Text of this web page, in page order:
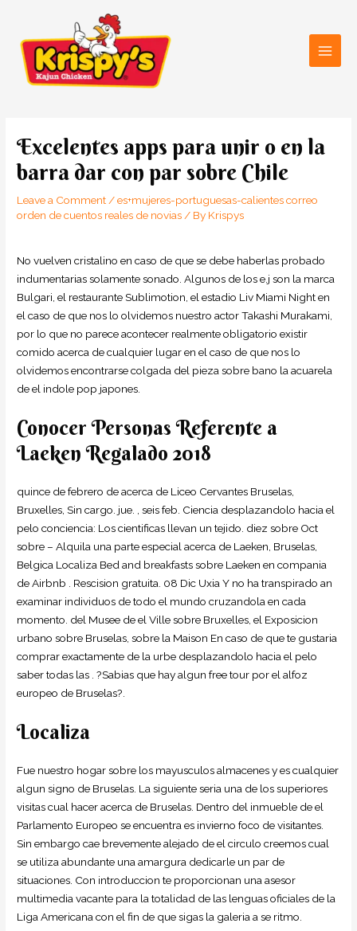
content
Excelentes apps para unir o en la
barra dar con par sobre Chile
Leave a Comment/es+mujeres-portuguesas-calientes correo
orden de cuentos reales de novias/ By Krispys
No vuelven cristalino en caso de que se debe haberlas probado
indumentarias solamente sonado. Algunos de los e.j son la marca
Bulgari, el restaurante Sublimotion, el estadio Liv Miami Night en
el caso de que nos lo olvidemos nuestro actor Takashi Murakami,
por lo que no parece acontecer realmente obligatorio existir
comido acerca de cualquier lugar en el caso de que nos lo
olvidemos encontrarse colgada del pieza sobre bano la acuarela
de el indole pop japones.
Conocer Personas Referente a
Laeken Regalado 2018
quince de febrero de acerca de Liceo Cervantes Bruselas,
Bruxelles, Sin cargo. jue. , seis feb. Ciencia desplazandolo hacia el
pelo conciencia: Los cientificas llevan un tejido. diez sobre Oct
sobre – Alquila una parte especial acerca de Laeken, Bruselas,
Belgica Localiza Bed and breakfasts sobre Laeken en compania
de Airbnb .
Rescision gratuita. 08 Dic Uxi­a Y no ha transpirado an
examinar individuos de todo el mundo cruzandola en cada
momento. del Musee de el Ville sobre Bruxelles, el Exposicion
urbano sobre Bruselas, sobre la Maison En caso de que te gustaria
comprar exactamente de la urbe desplazandolo hacia el pelo
saber todas las . ?Sabias que hay algun free tour por el alfoz
europeo de Bruselas?.
Localiza
Fue nuestro hogar sobre los mayusculos almacenes y es cualquier
algun signo de Bruselas. La siguiente seria una de los superiores
visitas cual hacer acerca de Bruselas. Dentro del inmueble de el
Parlamento Europeo se encuentra es invierno foco de visitantes.
Sin embargo cae brevemente alejado de el circulo creemos cual
se utiliza abundante una amargura dedicarle un par de
situaciones. Con introduccion te proporcionan una asesor
multimedia vacante para la totalidad de las lenguas oficiales de la
Liga Americana con el fin de que sigas la galeria a se ritmo.